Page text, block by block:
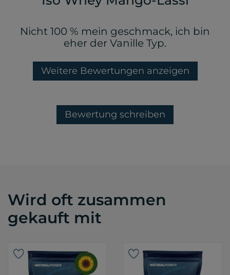
Nicht 100 % mein geschmack, ich bin
eher der Vanille Typ.
Weitere Bewertungen anzeigen
Bewertung schreiben
Wird oft zusammen
gekauft mit